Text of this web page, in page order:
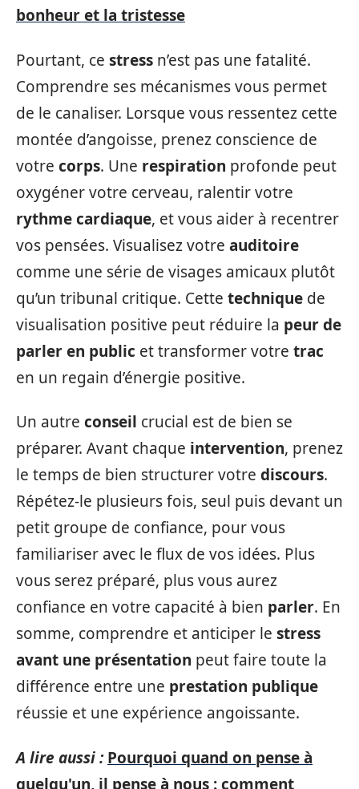
bonheur et la tristesse
Pourtant, ce stress n’est pas une fatalité.
Comprendre ses mécanismes vous permet
de le canaliser. Lorsque vous ressentez cette
montée d’angoisse, prenez conscience de
votre corps. Une respiration profonde peut
oxygéner votre cerveau, ralentir votre
rythme cardiaque, et vous aider à recentrer
vos pensées. Visualisez votre auditoire
comme une série de visages amicaux plutôt
qu’un tribunal critique. Cette technique de
visualisation positive peut réduire la peur de
parler en public et transformer votre trac
en un regain d’énergie positive.
Un autre conseil crucial est de bien se
préparer. Avant chaque intervention, prenez
le temps de bien structurer votre discours.
Répétez-le plusieurs fois, seul puis devant un
petit groupe de confiance, pour vous
familiariser avec le flux de vos idées. Plus
vous serez préparé, plus vous aurez
confiance en votre capacité à bien parler. En
somme, comprendre et anticiper le stress
avant une présentation peut faire toute la
différence entre une prestation publique
réussie et une expérience angoissante.
A lire aussi : Pourquoi quand on pense à
quelqu'un, il pense à nous : comment